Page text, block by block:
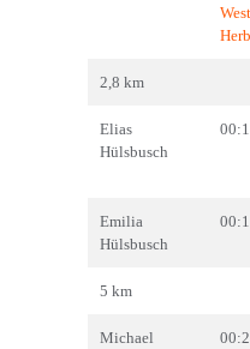
2,8 km
Elias
Hülsbusch
Emilia
Hülsbusch
5 km
Michael